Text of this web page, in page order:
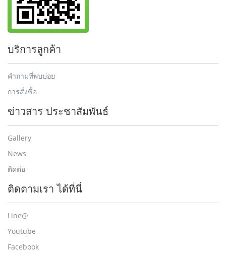
บริการลูกค้า
คำถามที่พบบ่อย
การสั่งซื้อ
ข่าวสาร ประชาสัมพันธ์
Gallery
News
ติดต่อ
ติดตามเรา ได้ที่นี่
Line@
Youtube
Facebook